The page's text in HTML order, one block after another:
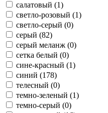
салатовый (1)
светло-розовый (1)
светло-серый (0)
серый (82)
серый меланж (0)
сетка белый (0)
сине-красный (1)
синий (178)
телесный (0)
темно-зеленый (1)
темно-серый (0)